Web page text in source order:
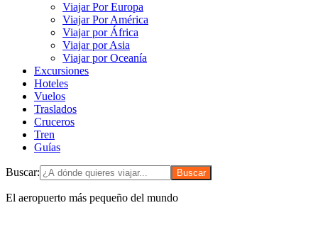
Viajar Por Europa
Viajar Por América
Viajar por África
Viajar por Asia
Viajar por Oceanía
Excursiones
Hoteles
Vuelos
Traslados
Cruceros
Tren
Guías
Buscar:
El aeropuerto más pequeño del mundo